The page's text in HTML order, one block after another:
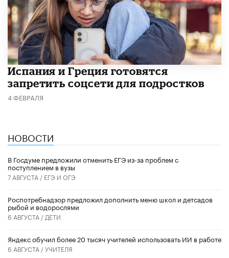
Испания и Греция готовятся
запретить соцсети для подростков
4 ФЕВРАЛЯ
НОВОСТИ
В Госдуме предложили отменить ЕГЭ из-за проблем с
поступлением в вузы
7 АВГУСТА / ЕГЭ И ОГЭ
Роспотребнадзор предложил дополнить меню школ и детсадов
рыбой и водорослями
6 АВГУСТА / ДЕТИ
​Яндекс обучил более 20 тысяч учителей использовать ИИ в работе
6 АВГУСТА /УЧИТЕЛЯ